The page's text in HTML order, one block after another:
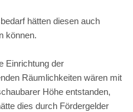
hätten diesen auch
können.
Einrichtung der
Räumlichkeiten wären mit
Höhe entstanden,
dies durch Fördergelder